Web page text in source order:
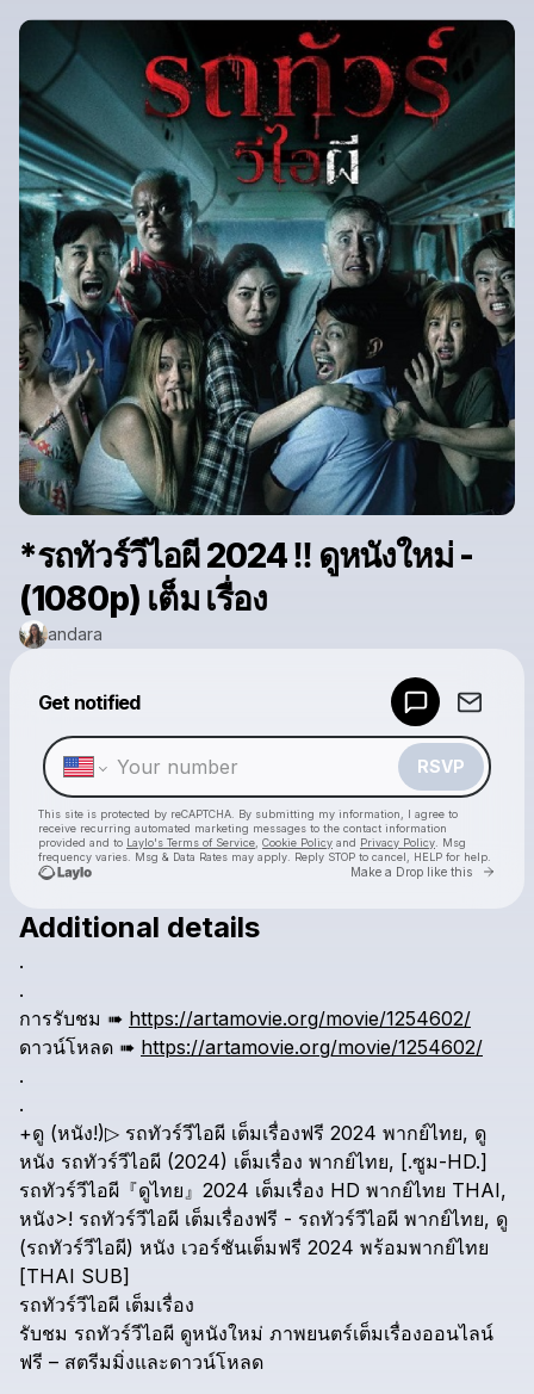
*รถทัวร์วีไอผี 2024 ‼️ ดูหนังใหม่ -
(1080p) เต็ม เรื่อง
andara
Get notified
RSVP
This site is protected by reCAPTCHA. By submitting my information, I agree to
receive recurring automated marketing messages to the contact information
provided and to Laylo's Terms of Service Cookie Policy and Privacy Policy . Msg
frequency varies. Msg & Data Rates may apply. Reply STOP to cancel, HELP for help.
Make a Drop like this Go
Additional details
.
.
การรับชม ➠ https://artamovie.org/movie/1254602/
ดาวน์โหลด ➠ https://artamovie.org/movie/1254602/
.
.
+ดู (หนัง!)▷ รถทัวร์วีไอผี เต็มเรื่องฟรี 2024 พากย์ไทย, ดู
หนัง รถทัวร์วีไอผี (2024) เต็มเรื่อง พากย์ไทย, [.ซูม-HD.]
รถทัวร์วีไอผี『ดูไทย』2024 เต็มเรื่อง HD พากย์ไทย THAI,
หนัง>! รถทัวร์วีไอผี เต็มเรื่องฟรี - รถทัวร์วีไอผี พากย์ไทย, ดู
(รถทัวร์วีไอผี) หนัง เวอร์ชันเต็มฟรี 2024 พร้อมพากย์ไทย
[THAI SUB]
รถทัวร์วีไอผี เต็มเรื่อง
รับชม รถทัวร์วีไอผี ดูหนังใหม่ ภาพยนตร์เต็มเรื่องออนไลน์
ฟรี – สตรีมมิ่งและดาวน์โหลด